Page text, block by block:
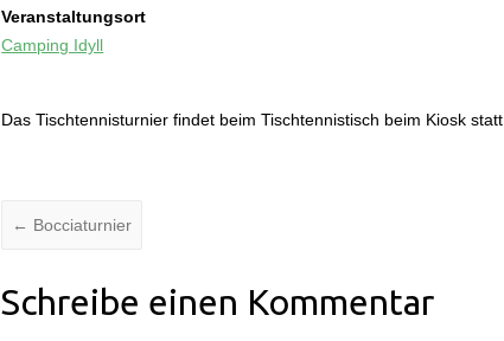
Veranstaltungsort
Camping Idyll
Das Tischtennisturnier findet beim Tischtennistisch beim Kiosk statt
← Bocciaturnier
Schreibe einen Kommentar